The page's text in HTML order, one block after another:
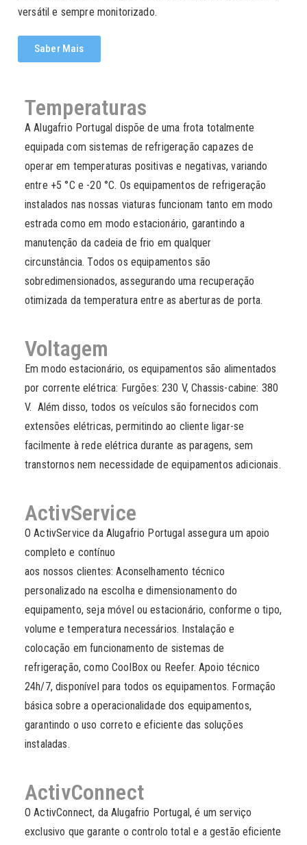
versátil e sempre monitorizado.
Saber Mais
Temperaturas
A Alugafrio Portugal dispõe de uma frota totalmente
equipada com sistemas de refrigeração capazes de
operar em temperaturas positivas e negativas, variando
entre +5 °C e -20 °C. Os equipamentos de refrigeração
instalados nas nossas viaturas funcionam tanto em modo
estrada como em modo estacionário, garantindo a
manutenção da cadeia de frio em qualquer
circunstância. Todos os equipamentos são
sobredimensionados, assegurando uma recuperação
otimizada da temperatura entre as aberturas de porta.
Voltagem
Em modo estacionário, os equipamentos são alimentados
por corrente elétrica: Furgões: 230 V, Chassis-cabine: 380
V. Além disso, todos os veículos são fornecidos com
extensões elétricas, permitindo ao cliente ligar-se
facilmente à rede elétrica durante as paragens, sem
transtornos nem necessidade de equipamentos adicionais.
ActivService
O ActivService da Alugafrio Portugal assegura um apoio
completo e contínuo
aos nossos clientes: Aconselhamento técnico
personalizado na escolha e dimensionamento do
equipamento, seja móvel ou estacionário, conforme o tipo,
volume e temperatura necessários. Instalação e
colocação em funcionamento de sistemas de
refrigeração, como CoolBox ou Reefer. Apoio técnico
24h/7, disponível para todos os equipamentos. Formação
básica sobre a operacionalidade dos equipamentos,
garantindo o uso correto e eficiente das soluções
instaladas.
ActivConnect
O ActivConnect, da Alugafrio Portugal, é um serviço
exclusivo que garante o controlo total e a gestão eficiente